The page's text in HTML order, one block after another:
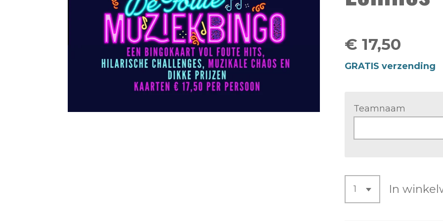
€ 17,50
GRATIS verzending
Teamnaam
In